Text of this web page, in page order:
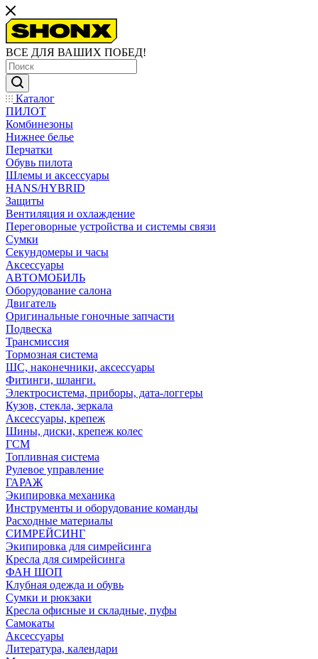
ВСЕ ДЛЯ ВАШИХ ПОБЕД!
Каталог
ПИЛОТ
Комбинезоны
Нижнее белье
Перчатки
Обувь пилота
Шлемы и аксессуары
HANS/HYBRID
Защиты
Вентиляция и охлаждение
Переговорные устройства и системы связи
Сумки
Секундомеры и часы
Аксессуары
АВТОМОБИЛЬ
Оборудование салона
Двигатель
Оригинальные гоночные запчасти
Подвеска
Трансмиссия
Тормозная система
ШС, наконечники, аксессуары
Фитинги, шланги.
Электросистема, приборы, дата-логгеры
Кузов, стекла, зеркала
Аксессуары, крепеж
Шины, диски, крепеж колес
ГСМ
Топливная система
Рулевое управление
ГАРАЖ
Экипировка механика
Инструменты и оборудование команды
Расходные материалы
СИМРЕЙСИНГ
Экипировка для симрейсинга
Кресла для симрейсинга
ФАН ШОП
Клубная одежда и обувь
Сумки и рюкзаки
Кресла офисные и складные, пуфы
Самокаты
Аксессуары
Литература, календари